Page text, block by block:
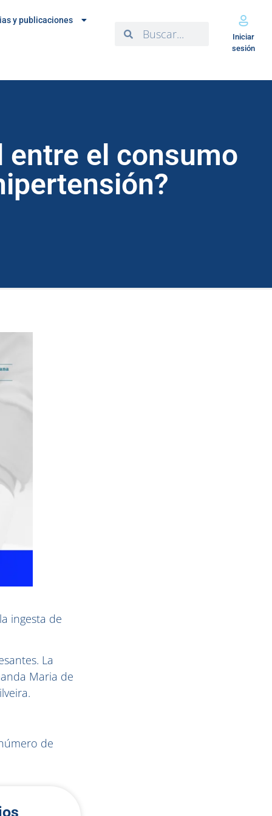
y publicaciones
Iniciar
sesión
entre el consumo
ingesta de
La
Maria de
de